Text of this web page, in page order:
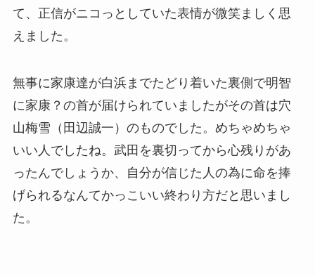
て、正信がニコっとしていた表情が微笑ましく思
えました。
無事に家康達が白浜までたどり着いた裏側で明智
に家康？の首が届けられていましたがその首は穴
山梅雪（田辺誠一）のものでした。めちゃめちゃ
いい人でしたね。武田を裏切ってから心残りがあ
ったんでしょうか、自分が信じた人の為に命を捧
げられるなんてかっこいい終わり方だと思いまし
た。